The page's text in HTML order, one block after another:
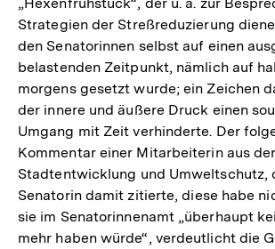
Strategien der Streßreduzierung
den Senatorinnen selbst auf einen
belastenden Zeitpunkt, nämlich auf
morgens gesetzt wurde; ein Zeichen
der innere und äußere Druck einen
Umgang mit Zeit verhinderte. Der
Kommentar einer Mitarbeiterin aus
Stadtentwicklung und Umweltschutz,
Senatorin damit zitierte, diese habe
sie im Senatorinnenamt „überhaupt
mehr haben würde“, verdeutlicht die